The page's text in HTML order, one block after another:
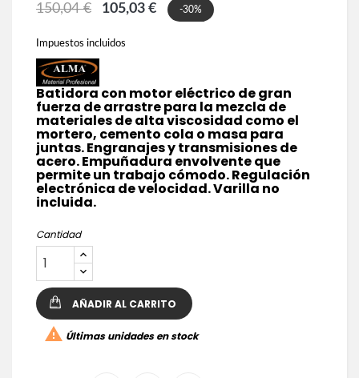
150,04 € 105,03 € -30%
Impuestos incluidos
Batidora con motor eléctrico de gran
fuerza de arrastre para la mezcla de
materiales de alta viscosidad como el
mortero, cemento cola o masa para
juntas. Engranajes y transmisiones de
acero. Empuñadura envolvente que
permite un trabajo cómodo. Regulación
electrónica de velocidad. Varilla no
incluida.
Cantidad
AÑADIR AL CARRITO
 Últimas unidades en stock